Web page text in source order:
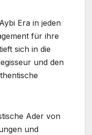
Era in jeden
für ihre
sich in die
und den
Ader von
und